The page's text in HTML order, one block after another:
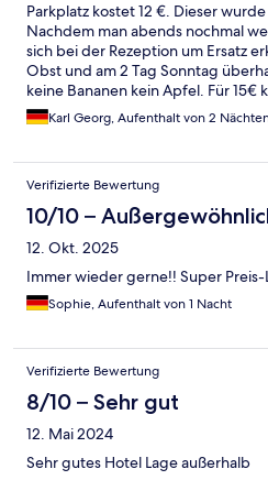
Parkplatz kostet 12 €. Dieser
Nachdem man abends nochmal
sich bei der Rezeption um Ersatz
Obst und am 2 Tag Sonntag
keine Bananen kein Apfel. Für 15€
schon verlangen.
Karl Georg, Aufenthalt von 2
Verifizierte Bewertung
10/10 –
12. Okt. 2025
Immer wieder gerne!! Super Preis-
Sophie, Aufenthalt von 1 Nacht
Verifizierte Bewertung
8/10 – Sehr gut
12. Mai 2024
Sehr gutes Hotel Lage außerhalb